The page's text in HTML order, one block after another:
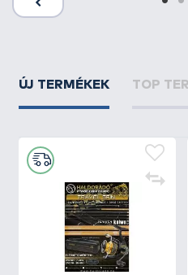
ÚJ TERMÉKEK TOP